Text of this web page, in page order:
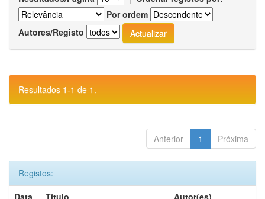
Por ordem
Autores/Registo
Resultados 1-1 de 1.
Anterior 1 Próxima
Registos:
Data
Título
Autor(es)